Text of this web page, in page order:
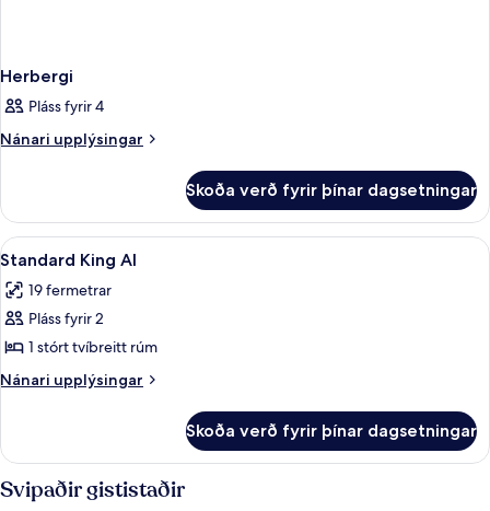
Herbergi
Pláss fyrir 4
Nánari upplýsingar
Nánari
Skoða verð fyrir þínar dagsetningar
Skoða
allar
myndir
fyrir
Standard
King
Myrkratjöld/-gardínur, straujárn/
2
Standard King AI
19 fermetrar
Pláss fyrir 2
1 stórt tvíbreitt rúm
Nánari upplýsingar
Nánari
King
AI
Skoða verð fyrir þínar dagsetningar
Svipaðir gististaðir